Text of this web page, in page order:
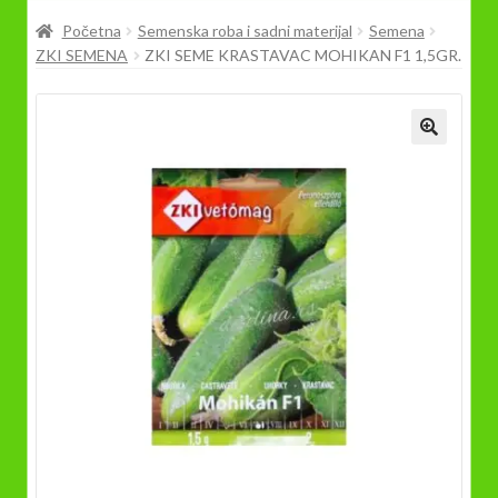
Prodavnica
Početna Semenska roba i sadni materijal
Semena
ZKI SEMENA
ZKI SEME KRASTAVAC MOHIKAN F1 1,5GR.